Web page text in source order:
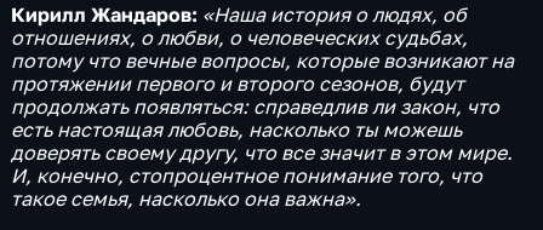
Кирилл Жандаров: «Наша история о людях, об
отношениях, о любви, о человеческих судьбах,
потому что вечные вопросы, которые возникают на
протяжении первого и второго сезонов, будут
продолжать появляться: справедлив ли закон, что
есть настоящая любовь, насколько ты можешь
доверять своему другу, что все значит в этом мире.
И, конечно, стопроцентное понимание того, что
такое семья, насколько она важна».